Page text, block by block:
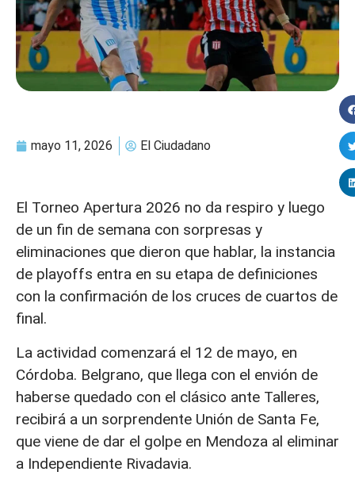
mayo 11, 2026 El Ciudadano
El Torneo Apertura 2026 no da respiro y luego
de un fin de semana con sorpresas y
eliminaciones que dieron que hablar, la instancia
de playoffs entra en su etapa de definiciones
con la confirmación de los cruces de cuartos de
final.
La actividad comenzará el 12 de mayo, en
Córdoba. Belgrano, que llega con el envión de
haberse quedado con el clásico ante Talleres,
recibirá a un sorprendente Unión de Santa Fe,
que viene de dar el golpe en Mendoza al eliminar
a Independiente Rivadavia.